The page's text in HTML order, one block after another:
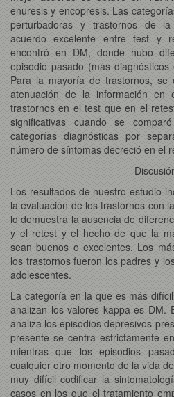
enuresis y encopresis. Las
perturbadoras y trastornos de
acuerdo excelente entre test y
encontró en DM, donde hubo
episodio pasado (más
Para la mayoría de trastornos, se
atenuación de la información
trastornos en el test que en el
significativas cuando se
categorías diagnósticas por
número de síntomas decreció en el
Los resultados de nuestro estudio
la evaluación de los trastornos con
lo demuestra la ausencia de
y el retest y el hecho de que la
sean buenos o excelentes. Los
los trastornos fueron los padres y
adolescentes.
La categoría en la que es más
analizan los valores kappa es DM.
analiza los episodios depresivos
presente se centra estrictamente
mientras que los episodios
cualquier otro momento de la vida
muy difícil codificar la
casos en los que el tratamiento